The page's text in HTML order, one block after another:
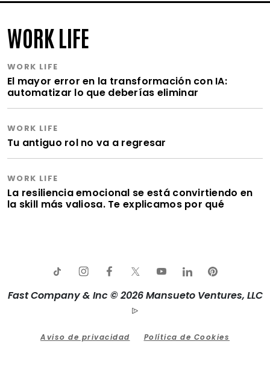
WORK LIFE
WORK LIFE
El mayor error en la transformación con IA:
automatizar lo que deberías eliminar
WORK LIFE
Tu antiguo rol no va a regresar
WORK LIFE
La resiliencia emocional se está convirtiendo en
la skill más valiosa. Te explicamos por qué
Fast Company & Inc © 2026 Mansueto Ventures, LLC
Aviso de privacidad Política de Cookies